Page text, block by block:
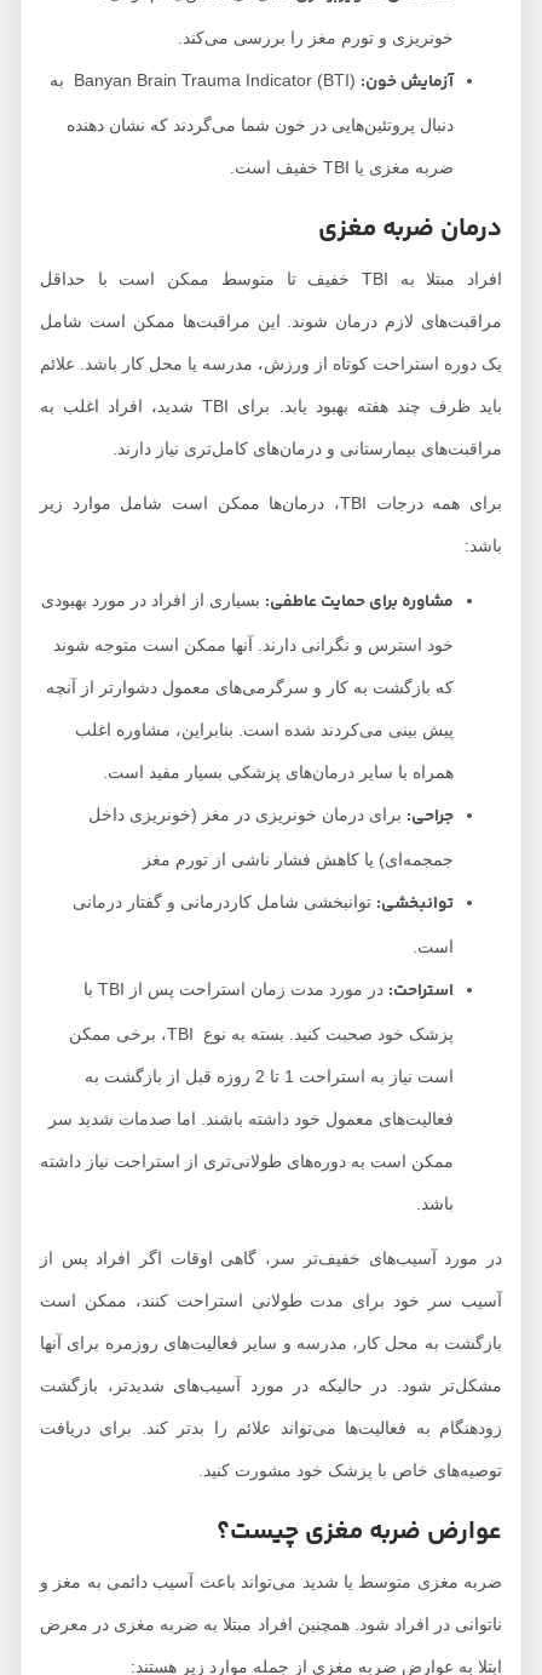
خونریزی و تورم مغز را بررسی می‌کند.
آزمایش خون: Banyan Brain Trauma Indicator (BTI) به
دنبال پروتئین‌هایی در خون شما می‌گردند که نشان دهنده
ضربه مغزی یا TBI خفیف است.
درمان ضربه مغزی
افراد مبتلا به TBI خفیف تا متوسط ​​ممکن است با حداقل
مراقبت‌های لازم درمان شوند. این مراقبت‌ها ممکن است شامل
یک دوره استراحت کوتاه از ورزش، مدرسه یا محل کار باشد. علائم
باید ظرف چند هفته بهبود یابد. برای TBI شدید، افراد اغلب به
مراقبت‌های بیمارستانی و درمان‌های کامل‌تری نیاز دارند.
برای همه درجات TBI، درمان‌ها ممکن است شامل موارد زیر
مشاوره برای حمایت عاطفی:بسیاری از افراد در مورد بهبودی
خود استرس و نگرانی دارند. آنها ممکن است متوجه شوند
که بازگشت به کار و سرگرمی‌های معمول دشوارتر از آنچه
پیش بینی می‌کردند شده است. بنابراین، مشاوره اغلب
همراه با سایر درمان‌های پزشکی بسیار مفید است.
جراحی:برای درمان خونریزی در مغز (خونریزی داخل
جمجمه‌ای) یا کاهش فشار ناشی از تورم مغز
توانبخشی:توانبخشی شامل کاردرمانی و گفتار درمانی
است.
استراحت: در مورد مدت زمان استراحت پس از TBI با
پزشک خود صحبت کنید. بسته به نوع TBI، برخی ممکن
است نیاز به استراحت 1 تا 2 روزه قبل از بازگشت به
فعالیت‌های معمول خود داشته باشند. اما صدمات شدید سر
ممکن است به دوره‌های طولانی‌تری از استراحت نیاز داشته
در مورد آسیب‌های خفیف‌تر سر، گاهی اوقات اگر افراد پس از
آسیب سر خود برای مدت طولانی استراحت کنند، ممکن است
بازگشت به محل کار، مدرسه و سایر فعالیت‌های روزمره برای آنها
مشکل‌تر شود. در حالیکه در مورد آسیب‌های شدیدتر، بازگشت
زودهنگام به فعالیت‌ها می‌تواند علائم را بدتر کند. برای دریافت
توصیه‌های خاص با پزشک خود مشورت کنید.
عوارض ضربه مغزی چیست؟
ضربه مغزی متوسط ​​یا شدید می‌تواند باعث آسیب دائمی به مغز و
ناتوانی در افراد شود. همچنین افراد مبتلا به ضربه مغزی در معرض
ابتلا به عوارض ضربه مغزی از جمله موارد زیر هستند: